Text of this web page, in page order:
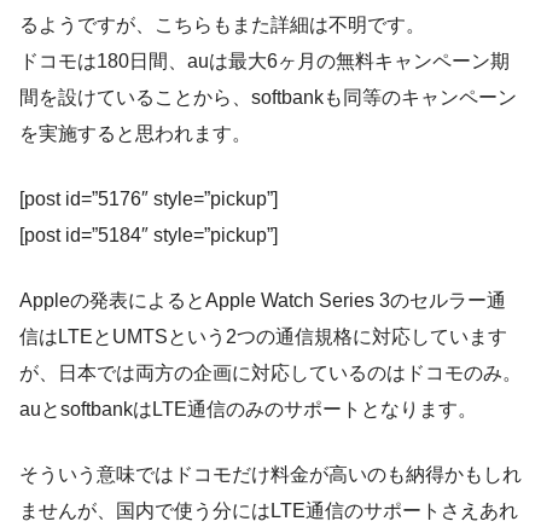
るようですが、こちらもまた詳細は不明です。
ドコモは180日間、auは最大6ヶ月の無料キャンペーン期
間を設けていることから、softbankも同等のキャンペーン
を実施すると思われます。
[post id=”5176″ style=”pickup”]
[post id=”5184″ style=”pickup”]
Appleの発表によるとApple Watch Series 3のセルラー通
信はLTEとUMTSという2つの通信規格に対応しています
が、日本では両方の企画に対応しているのはドコモのみ。
auとsoftbankはLTE通信のみのサポートとなります。
そういう意味ではドコモだけ料金が高いのも納得かもしれ
ませんが、国内で使う分にはLTE通信のサポートさえあれ